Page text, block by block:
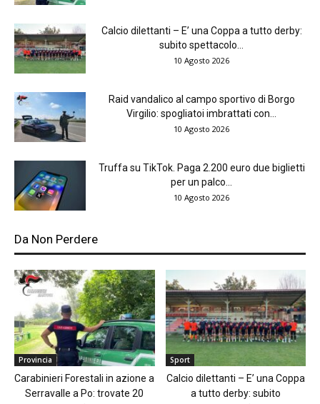
Calcio dilettanti – E’ una Coppa a tutto derby:
subito spettacolo...
10 Agosto 2026
Raid vandalico al campo sportivo di Borgo
Virgilio: spogliatoi imbrattati con...
10 Agosto 2026
Truffa su TikTok. Paga 2.200 euro due biglietti
per un palco...
10 Agosto 2026
Da Non Perdere
Provincia
Carabinieri Forestali in azione a
Serravalle a Po: trovate 20
Sport
Calcio dilettanti – E’ una Coppa
a tutto derby: subito